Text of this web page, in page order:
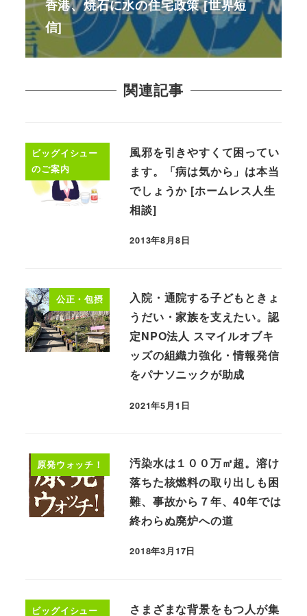
香港、焼石に水の住宅政策 [世界短
信]
関連記事
ビッグイシュー
のご案内
風邪を引きやすくて困ってい
ます。「病は気から」は本当
でしょうか [ホームレス人生
相談]
2013年8月8日
公正・包摂
入院・通院する子どもときょ
うだい・家族を支えたい。認
定NPO法人 スマイルオブキ
ッズの組織力強化・情報発信
をパナソニックが助成
2021年5月1日
原発ウォッチ！
汚染水は１００万㎥超。溶け
落ちた核燃料の取り出しも困
難、事故から７年、40年では
終わらぬ廃炉への道
2018年3月17日
ビッグイシュー
さまざまな背景をもつ人が集